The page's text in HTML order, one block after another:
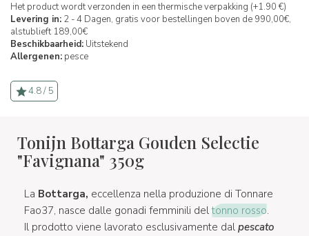
Het product wordt verzonden in een thermische verpakking (+1.90 €)
Levering in: 2 - 4 Dagen, gratis voor bestellingen boven de 990,00€,
alstublieft 189,00€
Beschikbaarheid: Uitstekend
Allergenen: pesce
4.8 / 5
Tonijn Bottarga Gouden Selectie
"Favignana" 350g
La Bottarga, eccellenza nella produzione di Tonnare
Fao37, nasce dalle gonadi femminili deltonno rosso.
Il prodotto viene lavorato esclusivamente dal pescato